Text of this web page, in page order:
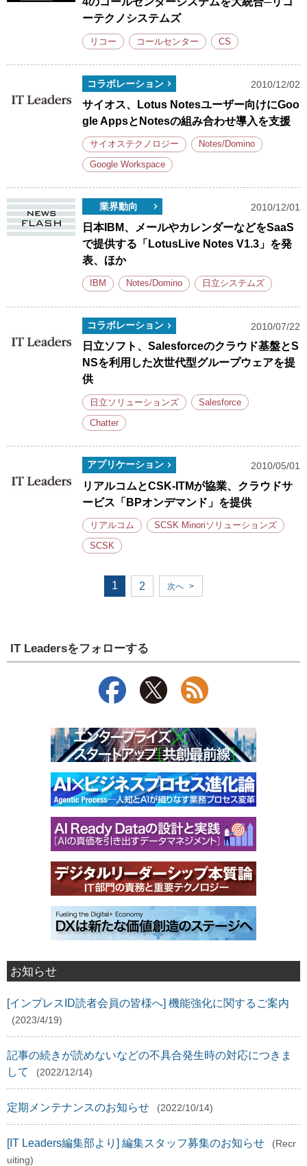
ーテクノシステムズ
リコー コールセンター CS
コラボレーション 2010/12/02
サイオス、Lotus Notesユーザー向けにGoo
gle AppsとNotesの組み合わせ導入を支援
サイオステクノロジー Notes/Domino
Google Workspace
業界動向 2010/12/01
日本IBM、メールやカレンダーなどをSaaS
で提供する「LotusLive Notes V1.3」を発
表、ほか
IBM Notes/Domino 日立システムズ
コラボレーション 2010/07/22
日立ソフト、Salesforceのクラウド基盤とS
NSを利用した次世代型グループウェアを提
供
日立ソリューションズ Salesforce
Chatter
アプリケーション 2010/05/01
リアルコムとCSK-ITMが協業、クラウドサ
ービス「BPオンデマンド」を提供
リアルコム SCSK Minoriソリューションズ
SCSK
1 2 次へ >
IT Leadersをフォローする
お知らせ
[インプレスID読者会員の皆様へ] 機能強化に関するご案内
(2023/4/19)
記事の続きが読めないなどの不具合発生時の対応につきま
して
(2022/12/14)
定期メンテナンスのお知らせ (2022/10/14)
[IT Leaders編集部より] 編集スタッフ募集のお知らせ
(Recr
uiting)